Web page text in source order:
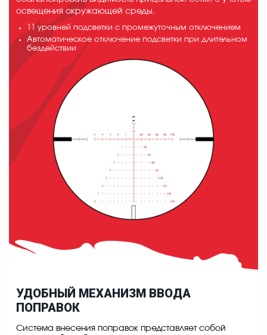
освещения окружающей среды.
11 уровней подсветки с промежуточным отключением
Автоматическое отключение подсветки при длительном
бездействии
УДОБНЫЙ МЕХАНИЗМ ВВОДА
ПОПРАВОК
Система внесения поправок представляет собой